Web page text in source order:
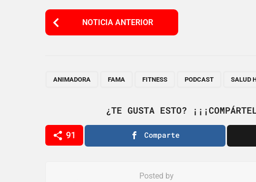
P
o
P
i
n
NOTICIA ANTERIOR
ANIMADORA FAMA FITNESS PODCAST SALUD
¿TE GUSTA ESTO?
91 Comparte
Posted by